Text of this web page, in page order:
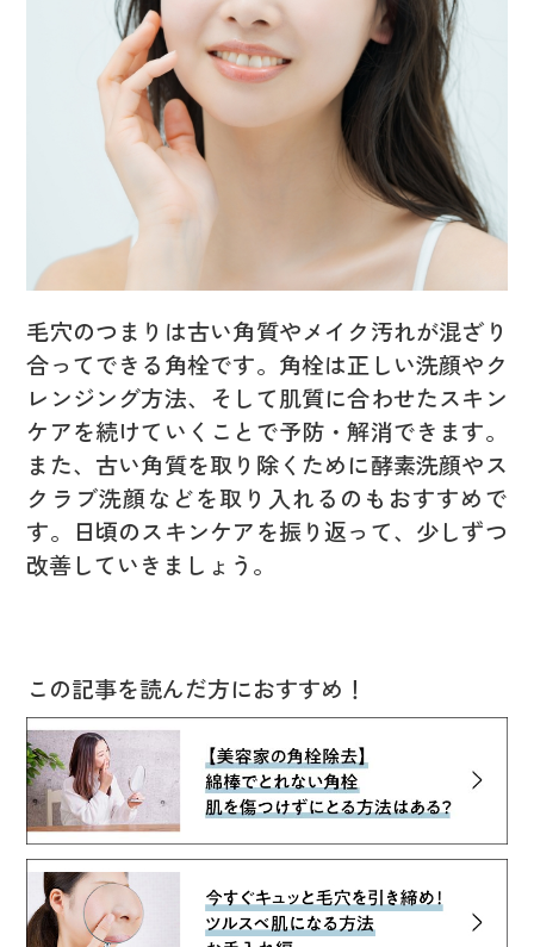
毛穴のつまりは古い角質やメイク汚れが混ざり
合ってできる角栓です。角栓は正しい洗顔やク
レンジング方法、そして肌質に合わせたスキン
ケアを続けていくことで予防・解消できます。
また、古い角質を取り除くために酵素洗顔やス
クラブ洗顔などを取り入れるのもおすすめで
す。日頃のスキンケアを振り返って、少しずつ
改善していきましょう。
この記事を読んだ方におすすめ！